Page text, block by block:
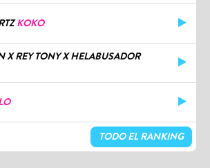
KOKO
X REY TONY X HELABUSADOR
TODO EL RANKING